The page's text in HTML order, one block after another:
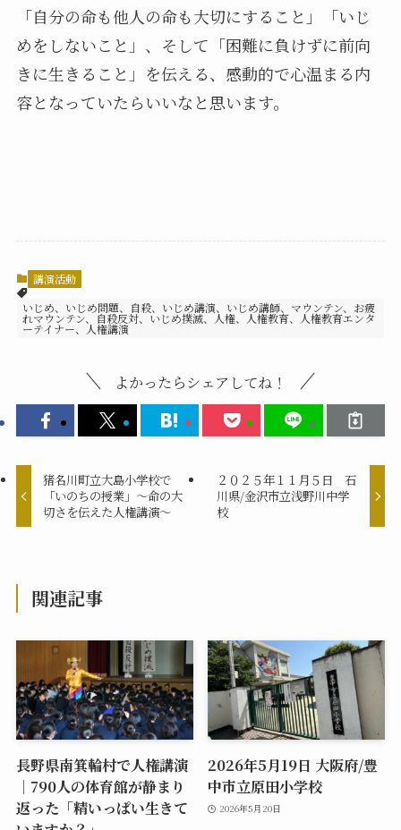
「自分の命も他人の命も大切にすること」「いじ
めをしないこと」、そして「困難に負けずに前向
きに生きること」を伝える、感動的で心温まる内
容となっていたらいいなと思います。
講演活動
いじめ、いじめ問題、自殺、いじめ講演、いじめ講師、マウンテン、お疲
れマウンテン、自殺反対、いじめ撲滅、人権、人権教育、人権教育エンタ
ーテイナー、人権講演
よかったらシェアしてね！
猪名川町立大島小学校で
「いのちの授業」～命の大
切さを伝えた人権講演～
２０２５年１１月５日 石
川県/金沢市立浅野川中学
校
関連記事
長野県南箕輪村で人権講演
｜790人の体育館が静まり
返った「精いっぱい生きて
2026年5月19日 大阪府/豊
中市立原田小学校
2026年5月20日